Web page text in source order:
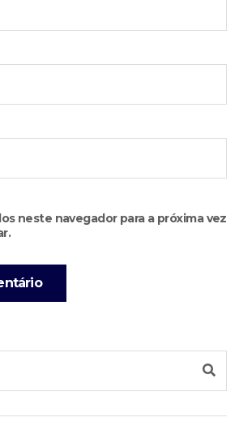
neste navegador para a próxima vez